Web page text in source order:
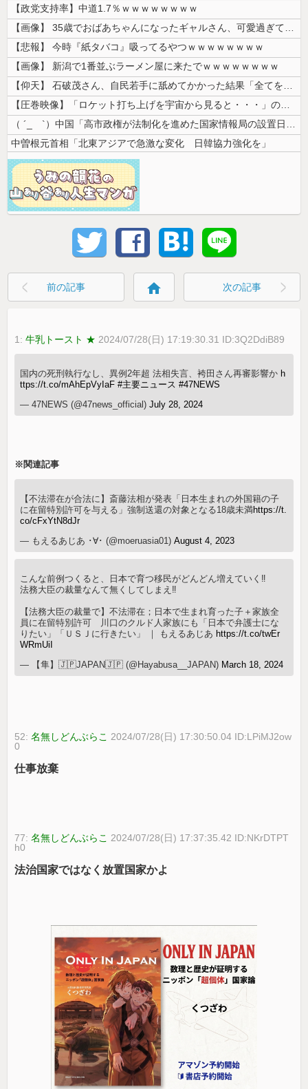
【政党支持率】中道1.7％ｗｗｗｗｗｗｗｗ
【画像】 35歳でおばあちゃんになったギャルさん、可愛過ぎて嫉妬不可避...
【悲報】 今時『紙タバコ』吸ってるやつｗｗｗｗｗｗｗｗ
【画像】 新潟で1番並ぶラーメン屋に来たでｗｗｗｗｗｗｗｗ
【仰天】 石破茂さん、自民若手に舐めてかかった結果「全てを失うｗｗｗｗ...
【圧巻映像】「ロケット打ち上げを宇宙から見ると・・・」の動画が衝撃的
（ ´_ゝ`）中国「高市政権が法制化を進めた国家情報局の設置日が7月3...
中曽根元首相「北東アジアで急激な変化 日韓協力強化を」
前の記事 home 次の記事
1:牛乳トースト ★ 2024/07/28(日) 17:19:30.31 ID:3Q2DdiB89
国内の死刑執行なし、異例2年超 法相失言、袴田さん再審影響か h
ttps://t.co/mAhEpVyIaF #主要ニュース #47NEWS
— 47NEWS (@47news_official)July 28, 2024
※関連記事
【不法滞在が合法に】斎藤法相が発表「日本生まれの外国籍の子
に在留特別許可を与える」強制送還の対象となる18歳未満https://t.
co/cFxYtN8dJr
— もえるあじあ ･∀･ (@moeruasia01)August 4, 2023
こんな前例つくると、日本で育つ移民がどんどん増えていく‼️
法務大臣の裁量なんて無くしてしまえ‼️
【法務大臣の裁量で】不法滞在；日本で生まれ育った子＋家族全
員に在留特別許可 川口のクルド人家族にも「日本で弁護士にな
りたい」「ＵＳＪに行きたい」 ｜ もえるあじあ https://t.co/twEr
WRmUiI
— 【隼】🇯🇵JAPAN🇯🇵 (@Hayabusa__JAPAN) March 18, 2024
52:名無しどんぶらこ 2024/07/28(日) 17:30:50.04 ID:LPiMJ2ow
0
仕事放棄
77:名無しどんぶらこ 2024/07/28(日) 17:37:35.42 ID:NKrDTPT
h0
法治国家ではなく放置国家かよ